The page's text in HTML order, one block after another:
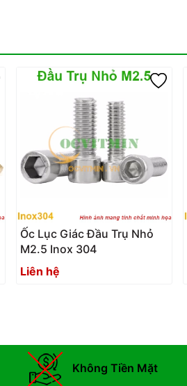
Ốc Lục Giác Đầu Trụ Nhỏ
M2.5 Inox 304
Liên hệ
Không Tiền Mặt